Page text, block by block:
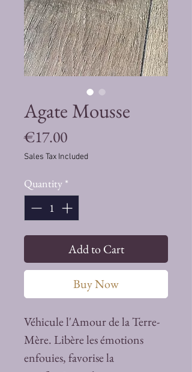
Agate Mousse
€17.00Price
Sales Tax Included
Quantity *
Add to Cart
Buy Now
Véhicule l'Amour de la Terre-
Mère. Libère les émotions
enfouies, favorise la